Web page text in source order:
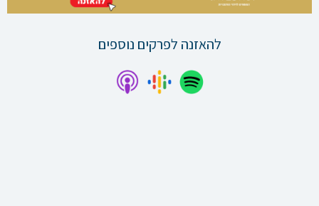
להאזנה לפרקים נוספים